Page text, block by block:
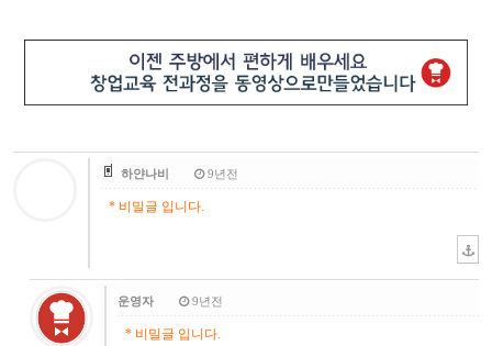
하얀나비 9년전
* 비밀글 입니다.
운영자 9년전
* 비밀글 입니다.